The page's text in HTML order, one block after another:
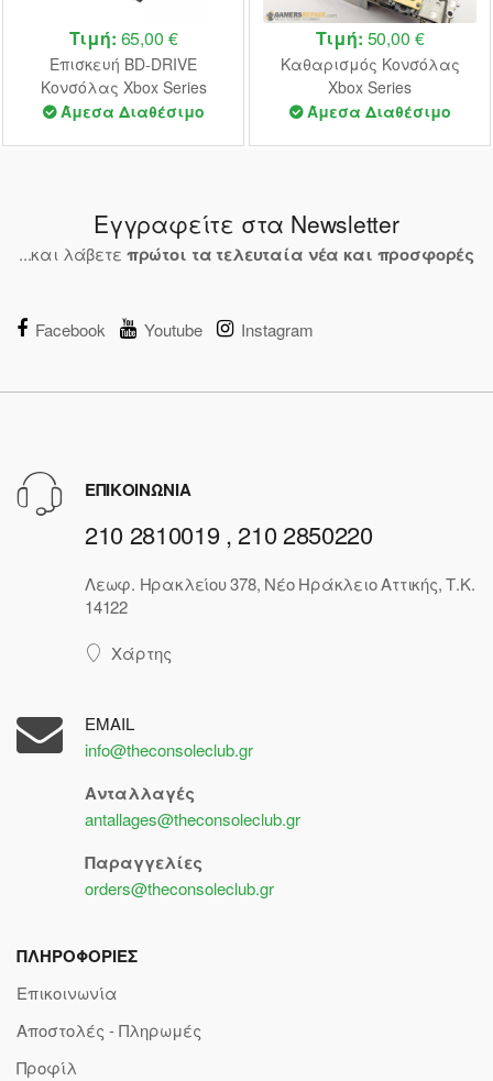
Τιμή: 65,00 €
Επισκευή BD-DRIVE
Κονσόλας Xbox Series
Άμεσα Διαθέσιμο
Τιμή: 50,00 €
Καθαρισμός Κονσόλας
Xbox Series
Άμεσα Διαθέσιμο
Εγγραφείτε στα Newsletter
...και λάβετε πρώτοι τα τελευταία νέα και προσφορές
Facebook Youtube Instagram
ΕΠΙΚΟΙΝΩΝΙΑ
210 2810019 , 210 2850220
Λεωφ. Ηρακλείου 378, Νέο Ηράκλειο Αττικής, Τ.Κ.
14122
Χάρτης
EMAIL
info@theconsoleclub.gr
Ανταλλαγές
antallages@theconsoleclub.gr
Παραγγελίες
orders@theconsoleclub.gr
ΠΛΗΡΟΦΟΡΙΕΣ
Επικοινωνία
Αποστολές - Πληρωμές
Προφίλ